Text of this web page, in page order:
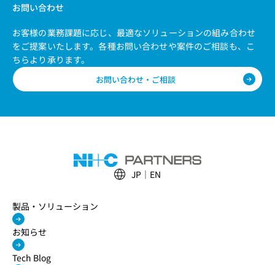
お問い合わせ
お客様の業務課題に応じ、最適なソリューションの組み合わせ
をご提案いたします。各種お問い合わせや案件のご相談も、こ
ちらより承ります。
お問い合わせ・ご相談
JP EN
製品・ソリューション
お知らせ
Tech Blog